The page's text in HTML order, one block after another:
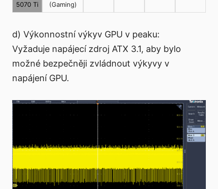
5070 Ti
(Gaming)
d) Výkonnostní výkyv GPU v peaku:
Vyžaduje napájecí zdroj ATX 3.1, aby bylo
možné bezpečněji zvládnout výkyvy v
napájení GPU.